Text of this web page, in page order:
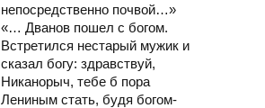
непосредственно почвой…»
«… Дванов пошел с богом.
Встретился нестарый мужик и
сказал богу: здравствуй,
Никанорыч, тебе б пора
Лениным стать, будя богом-